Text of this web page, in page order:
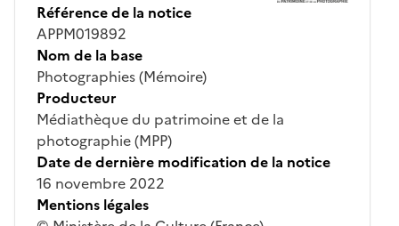
Référence de la notice
APPM019892
Nom de la base
Photographies (Mémoire)
Producteur
Médiathèque du patrimoine et de la
photographie (MPP)
Date de dernière modification de la notice
16 novembre 2022
Mentions légales